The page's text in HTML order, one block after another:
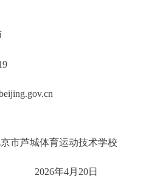
市芦城体育运动技术学校
2026年4月20日